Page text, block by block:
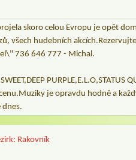
skoro celou Evropu je opět
všech hudebních
736 646 777 - Michal.
PURPLE,E.L.O,STATUS
je opravdu hodně a
dnes.
Rakovník